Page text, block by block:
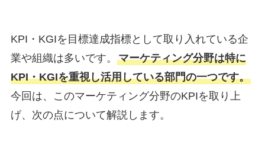
KPI・KGIを目標達成指標として取り入れている企
業や組織は多いです。 マーケティング分野は特に
KPI・KGIを重視し活用している部門の一つです。
今回は、このマーケティング分野のKPIを取り上
げ、次の点について解説します。